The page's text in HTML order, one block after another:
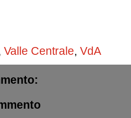
Valle Centrale, VdA